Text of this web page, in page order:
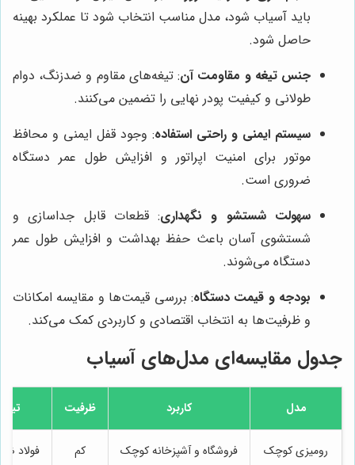
باید آسیاب شود، مدل مناسب انتخاب شود تا عملکرد بهینه
حاصل شود.
جنس تیغه و مقاومت آن: تیغه‌های مقاوم و ضدزنگ، دوام
طولانی و کیفیت پودر نهایی را تضمین می‌کنند.
سیستم ایمنی و راحتی استفاده: وجود قفل ایمنی و محافظ
موتور برای امنیت اپراتور و افزایش طول عمر دستگاه
ضروری است.
سهولت شستشو و نگهداری: قطعات قابل جداسازی و
شستشوی آسان باعث حفظ بهداشت و افزایش طول عمر
دستگاه می‌شوند.
بودجه و قیمت دستگاه: بررسی قیمت‌ها و مقایسه امکانات
و ظرفیت‌ها به انتخاب اقتصادی و کاربردی کمک می‌کند.
جدول مقایسه‌ای مدل‌های آسیاب
مدل کاربرد ظرفیت تیغه
رومیزی کوچک فروشگاه و آشپزخانه کوچک کم فولاد